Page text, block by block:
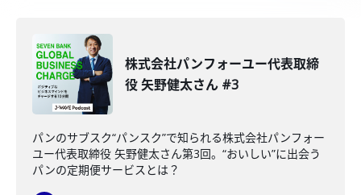
株式会社パンフォーユー代表取締
役 矢野健太さん #3
パンのサブスク“パンスク”で知られる株式会社パンフォー
ユー代表取締役 矢野健太さん第3回。“おいしい”に出会う
パンの定期便サービスとは？